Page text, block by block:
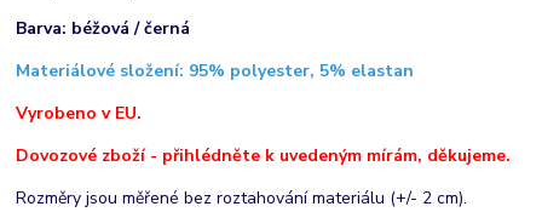
Barva: béžová / černá
Materiálové složení: 95% polyester, 5% elastan
Vyrobeno v EU.
Dovozové zboží - přihlédněte k uvedeným mírám, děkujeme.
Rozměry jsou měřené bez roztahování materiálu (+/- 2 cm).